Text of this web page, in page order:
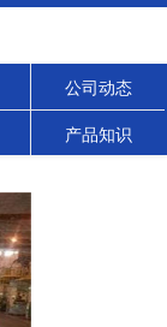
公司动态
产品知识